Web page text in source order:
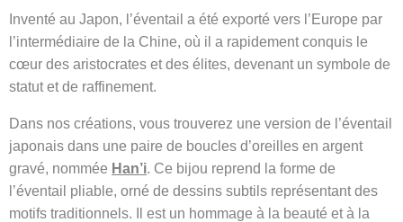
Inventé au Japon, l’éventail a été exporté vers l’Europe par
l’intermédiaire de la Chine, où il a rapidement conquis le
cœur des aristocrates et des élites, devenant un symbole de
statut et de raffinement.
Dans nos créations, vous trouverez une version de l’éventail
japonais dans une paire de boucles d’oreilles en argent
gravé, nommée Han’i. Ce bijou reprend la forme de
l’éventail pliable, orné de dessins subtils représentant des
motifs traditionnels. Il est un hommage à la beauté et à la